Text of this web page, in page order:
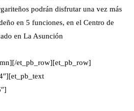
podrán disfrutar una vez más
en 5 funciones, en el Centro de
en La Asunción
et_pb_row][et_pb_row]